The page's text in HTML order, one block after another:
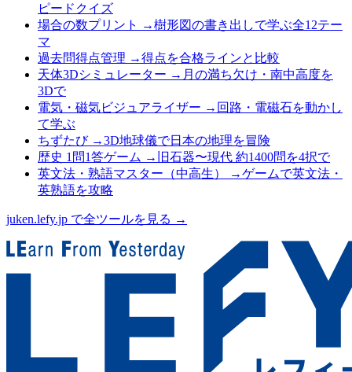
ピードクイズ
場合の数プリント
→樹形図の書き出しで学ぶ全12テー
マ
過去問得点管理 →得点を合格ラインと比較
天体3Dシミュレーター → 月の満ち欠け・南中高度を
3Dで
電気・磁気ビジュアライザー → 回路・電磁石を動かし
て学ぶ
ちずたび→3D地球儀で日本の地理を冒険
歴史 1問1答ゲーム → 旧石器〜現代 約1400問を4択で
英文法・熟語マスター（中高生）
→ゲームで英文法・
英熟語を攻略
juken.lefy.jp で全ツールを見る →